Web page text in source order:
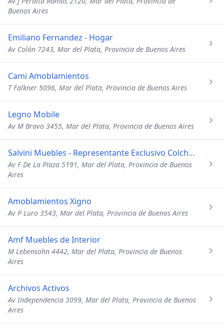
Buenos Aires
Emiliano Fernandez - Hogar
Av Colón 7243, Mar del Plata, Provincia de Buenos Aires
Cami Amoblamientos
T Falkner 5096, Mar del Plata, Provincia de Buenos Aires
Legno Mobile
Av M Bravo 3455, Mar del Plata, Provincia de Buenos Aires
Salvini Muebles - Representante Exclusivo Colchones Belmo
Av F De La Plaza 5191, Mar del Plata, Provincia de Buenos
Aires
Amoblamientos Xigno
Av P Luro 3543, Mar del Plata, Provincia de Buenos Aires
Amf Muebles de Interior
M Lebensohn 4442, Mar del Plata, Provincia de Buenos
Aires
Archivos Activos
Av Independencia 3099, Mar del Plata, Provincia de Buenos
Aires